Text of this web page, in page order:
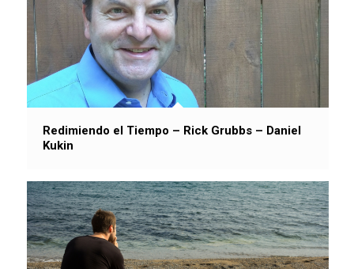
Redimiendo el Tiempo – Rick Grubbs – Daniel
Kukin